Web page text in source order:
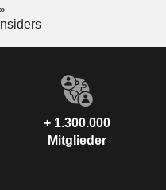
Insiders
+ 1.300.000
Mitglieder